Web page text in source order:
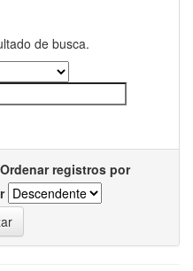
de busca.
Ordenar registros por